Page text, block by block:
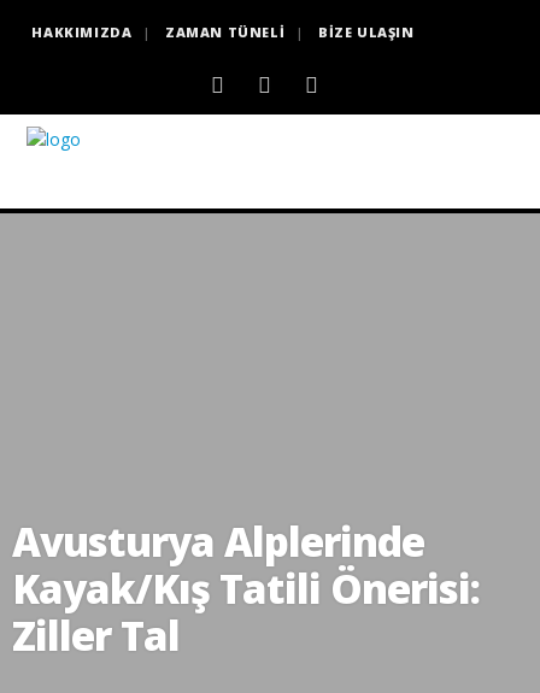
HAKKIMIZDA ZAMAN TÜNELI BIZE ULAŞIN
Avusturya Alplerinde
Kayak/Kış Tatili Önerisi:
Ziller Tal